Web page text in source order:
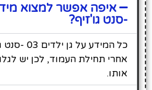
-סנט גו'זיף?
כל המידע על
אחרי תחילת העמוד, לכן יש
אותו.